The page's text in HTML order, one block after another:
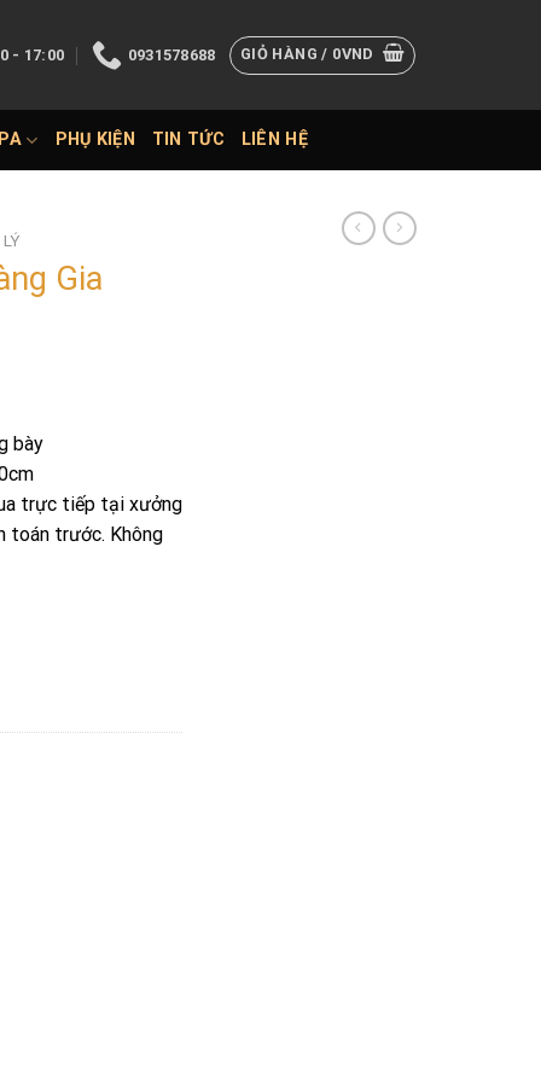
- 17:00 0931578688 GIỎ HÀNG / 0VND
PHỤ KIỆN TIN TỨC LIÊN HỆ
Gia
bày
trực tiếp tại xưởng
toán trước. Không